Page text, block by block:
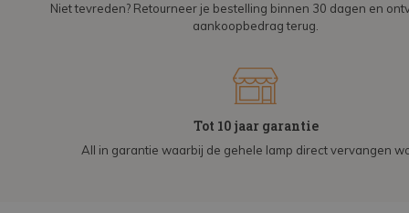
Niet tevreden? Retourneer je bestelling binnen 30 dagen en
aankoopbedrag terug.
Tot 10 jaar garantie
All in garantie waarbij de gehele lamp direct vervangen